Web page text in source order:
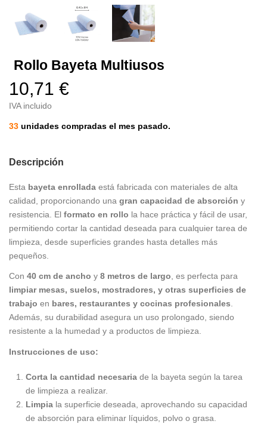
Rollo Bayeta Multiusos
10,71 €
IVA incluido
33 unidades compradas el mes pasado.
Descripción
Esta bayeta enrollada está fabricada con materiales de alta
calidad, proporcionando una gran capacidad de absorción y
resistencia. El formato en rollo la hace práctica y fácil de usar,
permitiendo cortar la cantidad deseada para cualquier tarea de
limpieza, desde superficies grandes hasta detalles más
pequeños.
Con 40 cm de ancho y 8 metros de largo, es perfecta para
limpiar mesas, suelos, mostradores, y otras superficies de
trabajo en bares, restaurantes y cocinas profesionales.
Además, su durabilidad asegura un uso prolongado, siendo
resistente a la humedad y a productos de limpieza.
Instrucciones de uso:
Corta la cantidad necesaria de la bayeta según la tarea
de limpieza a realizar.
Limpia la superficie deseada, aprovechando su capacidad
de absorción para eliminar líquidos, polvo o grasa.